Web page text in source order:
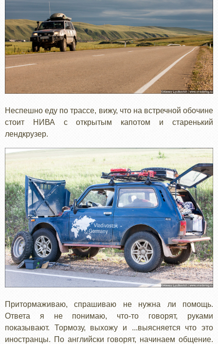
Неспешно еду по трассе, вижу, что на встречной обочине
стоит НИВА с открытым капотом и старенький
лендкрузер.
Притормаживаю, спрашиваю не нужна ли помощь.
Ответа я не понимаю, что-то говорят, руками
показывают. Тормозу, выхожу и ...выясняется что это
иностранцы. По английски говорят, начинаем общение.